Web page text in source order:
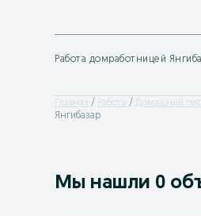
Работа домработницей
Главная Работа Домашний
Янгибазар
Мы нашли 0